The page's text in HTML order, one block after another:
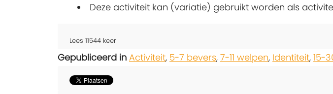
Deze activiteit kan (variatie) gebruikt worden als
Lees 11544 keer
Gepubliceerd in Activiteit, 5-7 bevers, 7-11 welpen, Identiteit, 15-